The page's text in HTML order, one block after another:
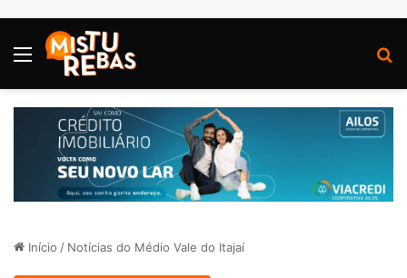
Menu
Início / Notícias do Médio Vale do Itajaí